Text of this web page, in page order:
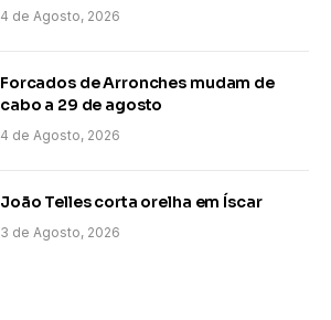
4 de Agosto, 2026
Forcados de Arronches mudam de
cabo a 29 de agosto
4 de Agosto, 2026
João Telles corta orelha em Íscar
3 de Agosto, 2026